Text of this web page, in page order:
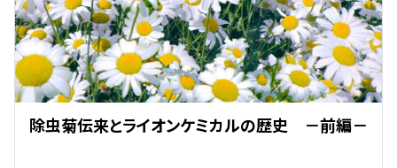
除虫菊伝来とライオンケミカルの歴史 －前編－